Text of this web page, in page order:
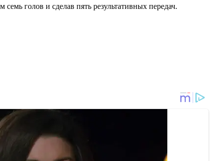
голов и сделав пять результативных передач.